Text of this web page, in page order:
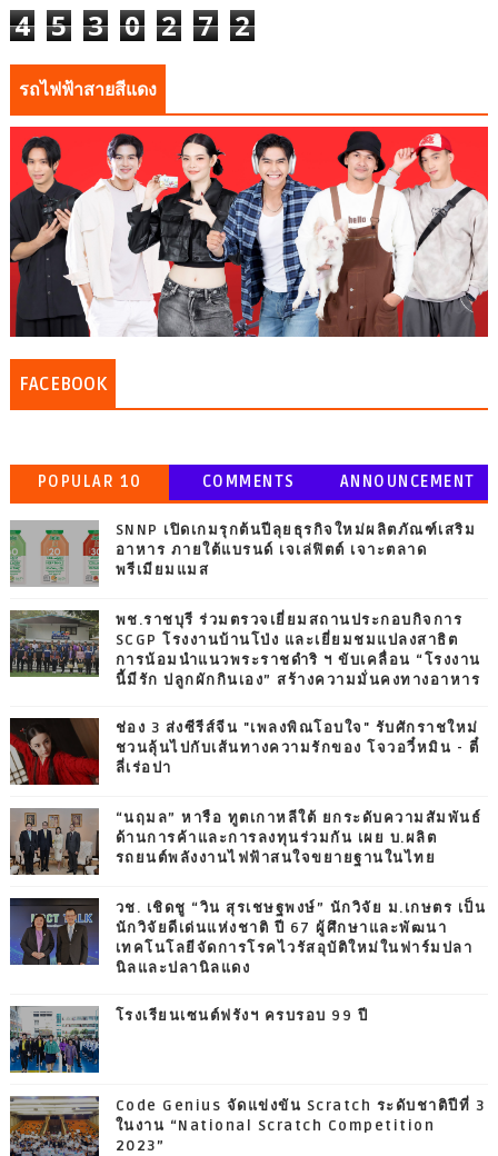
4 5 3 0 2 7 2
รถไฟฟ้าสายสีแดง
FACEBOOK
POPULAR 10 COMMENTS ANNOUNCEMENT
SNNP เปิดเกมรุกต้นปีลุยธุรกิจใหม่ผลิตภัณฑ์เสริม
อาหาร ภายใต้แบรนด์ เจเล่ฟิตต์ เจาะตลาด
พรีเมียมแมส
พช.ราชบุรี ร่วมตรวจเยี่ยมสถานประกอบกิจการ
SCGP โรงงานบ้านโป่ง และเยี่ยมชมแปลงสาธิต
การน้อมนำแนวพระราชดำริ ฯ ขับเคลื่อน “โรงงาน
นี้มีรัก ปลูกผักกินเอง” สร้างความมั่นคงทางอาหาร
ช่อง 3 ส่งซีรีส์จีน "เพลงพิณโอบใจ" รับศักราชใหม่
ชวนลุ้นไปกับเส้นทางความรักของ โจวอวี๋หมิน - ตี๋
ลี่เร่อปา
“นฤมล” หารือ ทูตเกาหลีใต้ ยกระดับความสัมพันธ์
ด้านการค้าและการลงทุนร่วมกัน เผย บ.ผลิต
รถยนต์พลังงานไฟฟ้าสนใจขยายฐานในไทย
วช. เชิดชู “วิน สุรเชษฐพงษ์” นักวิจัย ม.เกษตร เป็น
นักวิจัยดีเด่นแห่งชาติ ปี 67 ผู้ศึกษาและพัฒนา
เทคโนโลยีจัดการโรคไวรัสอุบัติใหม่ในฟาร์มปลา
นิลและปลานิลแดง
โรงเรียนเซนต์ฟรังฯ ครบรอบ 99 ปี
Code Genius จัดแข่งขัน Scratch ระดับชาติปีที่ 3
ในงาน “National Scratch Competition
2023”